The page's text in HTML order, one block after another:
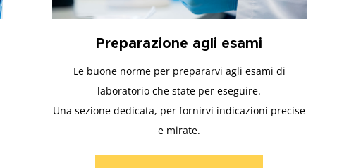
Preparazione agli esami
Le buone norme per prepararvi agli esami di
laboratorio che state per eseguire.
Una sezione dedicata, per fornirvi indicazioni precise
e mirate.